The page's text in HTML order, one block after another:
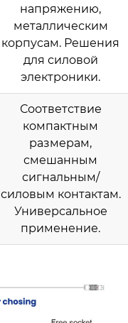
напряжению,
металлическим
корпусам. Решения
для силовой
электроники.
Соответствие
компактным
размерам,
смешанным
сигнальным/
силовым контактам.
Универсальное
применение.